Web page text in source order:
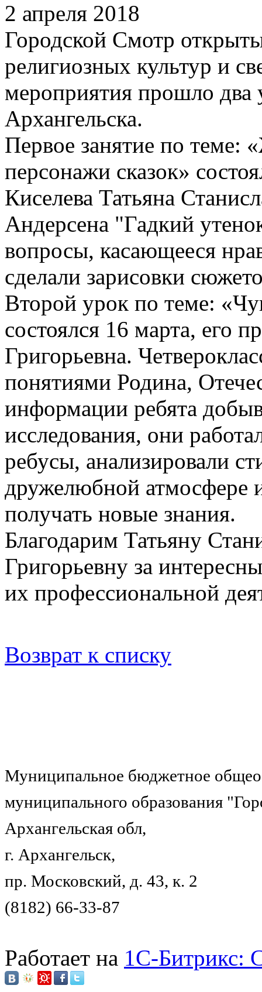
2 апреля 2018
Городской Смотр
религиозных культур и
мероприятия прошло
Архангельска.
Первое занятие по теме:
персонажи сказок»
Киселева Татьяна
Андерсена "Гадкий
вопросы, касающееся
сделали зарисовки
Второй урок по теме:
состоялся 16 марта, его
Григорьевна.
понятиями Родина,
информации ребята
исследования, они
ребусы, анализировали
дружелюбной атмосфере
получать новые знания.
Благодарим Татьяну
Григорьевну за
их профессиональной
Возврат к списку
Муниципальное бюджетное
муниципального образования
Архангельская обл,
г. Архангельск,
пр. Московский, д. 43, к. 2
(8182) 66-33-87
Работает на 1C-Битрикс: